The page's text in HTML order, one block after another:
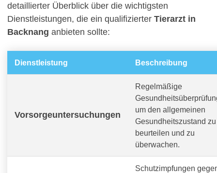
detaillierter Überblick über die wichtigsten
Dienstleistungen, die ein qualifizierter Tierarzt in
Backnang anbieten sollte:
Dienstleistung Beschreibung
Vorsorgeuntersuchungen
Regelmäßige
um den allgemeinen
Gesundheitszustand zu
beurteilen und zu
überwachen.
Schutzimpfungen